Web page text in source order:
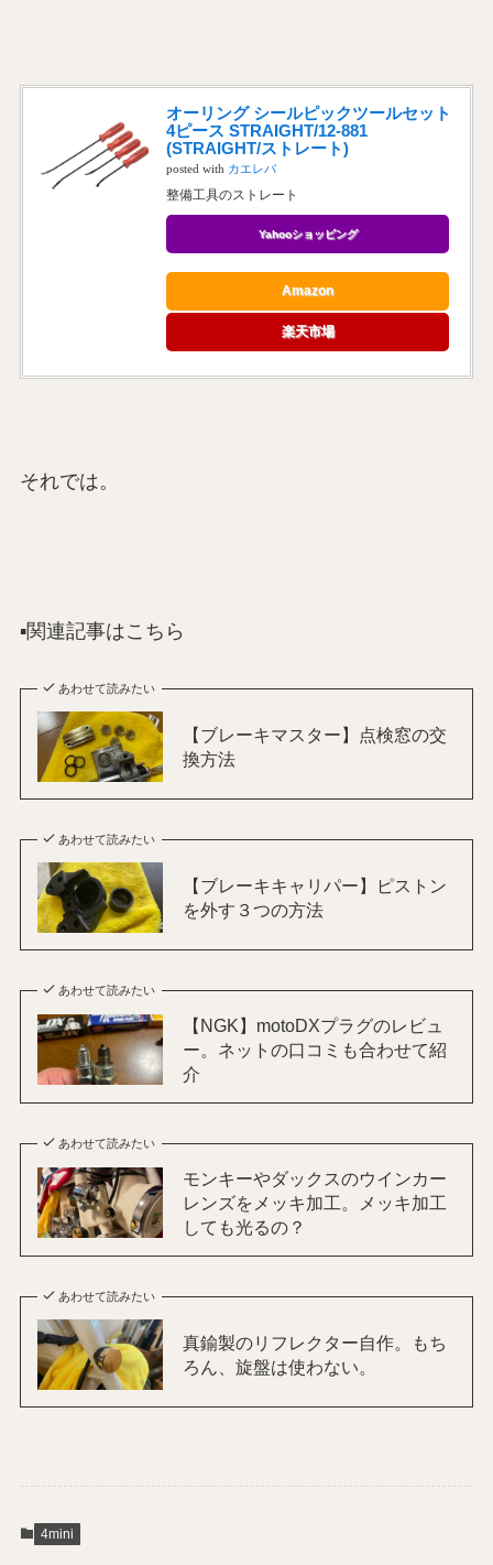
オーリング シールピックツールセット
4ピース STRAIGHT/12-881
(STRAIGHT/ストレート)
posted with カエレバ
整備工具のストレート
Yahooショッピング
Amazon
楽天市場
それでは。
▪️関連記事はこちら
あわせて読みたい
【ブレーキマスター】点検窓の交
換方法
あわせて読みたい
【ブレーキキャリパー】ピストン
を外す３つの方法
あわせて読みたい
【NGK】motoDXプラグのレビュ
ー。ネットの口コミも合わせて紹
介
あわせて読みたい
モンキーやダックスのウインカー
レンズをメッキ加工。メッキ加工
しても光るの？
あわせて読みたい
真鍮製のリフレクター自作。もち
ろん、旋盤は使わない。
4mini